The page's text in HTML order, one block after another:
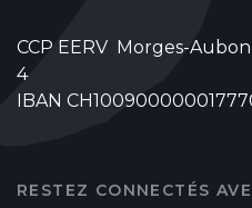
CCP EERV Morges-
4
IBAN
RESTEZ CONNECTÉS